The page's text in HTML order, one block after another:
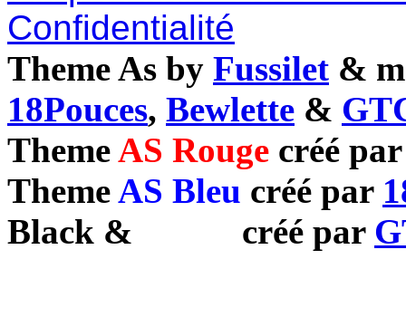
Confidentialité
Theme As by Fussilet &
18Pouces, Bewlette &
ThemeAS Rouge créé
ThemeAS Bleu créé par
Black & créé par